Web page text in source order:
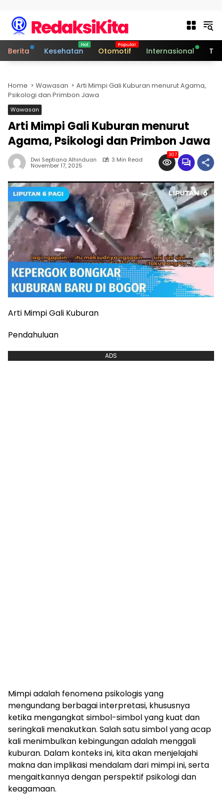
Berita Kesehatan Otomotif Internasional
Home Wawasan
Arti Mimpi Gali Kuburan menurut Agama,
Psikologi dan Primbon Jawa
Wawasan
Arti Mimpi Gali Kuburan menurut
Agama, Psikologi dan Primbon Jawa
Dwi Septiana Alhinduan 3 Min Read
November 17, 2025
307
Arti Mimpi Gali Kuburan
Pendahuluan
ADS
Mimpi adalah fenomena psikologis yang
mengundang berbagai interpretasi, khususnya
ketika mengangkat simbol-simbol yang kuat dan
seringkali menakutkan. Salah satu simbol yang acap
kali menimbulkan kebingungan adalah menggali
kuburan. Dalam konteks ini, kita akan menjelajahi
makna dan implikasi mendalam dari mimpi ini, serta
mengaitkannya dengan perspektif psikologi dan
keagamaan.